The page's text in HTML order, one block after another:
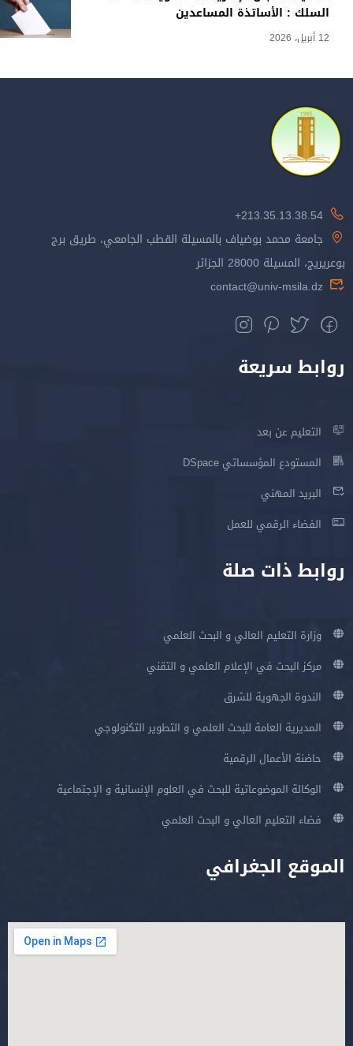
السلك : الأساتذة المساعدين
12 أبريل، 2026
213.35.13.38.54+
جامعة محمد بوضياف بالمسيلة القطب الجامعي، طريق برج
بوعريريج، المسيلة 28000 الجزائر
contact@univ-msila.dz
روابط سريعة
التعليم عن بعد
المستودع المؤسساتي DSpace
البريد المهني
الفضاء الرقمي للعمل
روابط ذات صلة
وزارة التعليم العالي و البحث العلمي
مركز البحث في الإعلام العلمي و التقني
الندوة الجهوية للشرق
المديرية العامة للبحث العلمي و التطوير التكنولوجي
حاضنة الأعمال الرقمية
الوكالة الموضوعاتية للبحث في العلوم الإنسانية و الإجتماعية
فضاء التعليم العالي و البحث العلمي
الموقع الجغرافي